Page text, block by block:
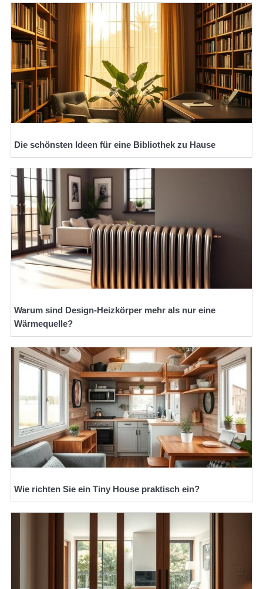
Die schönsten Ideen für eine Bibliothek zu Hause
Warum sind Design-Heizkörper mehr als nur eine
Wärmequelle?
Wie richten Sie ein Tiny House praktisch ein?